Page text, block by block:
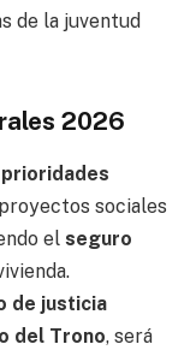
de la juventud
2026
prioridades
sociales
el seguro
de justicia
del Trono, será